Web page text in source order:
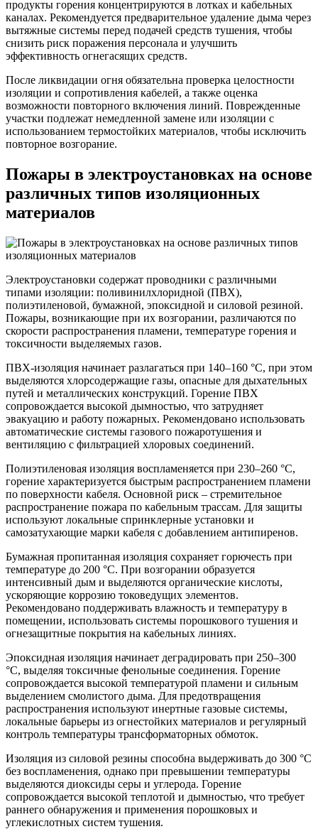
продукты горения концентрируются в лотках и кабельных
каналах. Рекомендуется предварительное удаление дыма через
вытяжные системы перед подачей средств тушения, чтобы
снизить риск поражения персонала и улучшить
эффективность огнегасящих средств.
После ликвидации огня обязательна проверка целостности
изоляции и сопротивления кабелей, а также оценка
возможности повторного включения линий. Поврежденные
участки подлежат немедленной замене или изоляции с
использованием термостойких материалов, чтобы исключить
повторное возгорание.
Пожары в электроустановках на основе
различных типов изоляционных
материалов
Электроустановки содержат проводники с различными
типами изоляции: поливинилхлоридной (ПВХ),
полиэтиленовой, бумажной, эпоксидной и силовой резиной.
Пожары, возникающие при их возгорании, различаются по
скорости распространения пламени, температуре горения и
токсичности выделяемых газов.
ПВХ-изоляция начинает разлагаться при 140–160 °C, при этом
выделяются хлорсодержащие газы, опасные для дыхательных
путей и металлических конструкций. Горение ПВХ
сопровождается высокой дымностью, что затрудняет
эвакуацию и работу пожарных. Рекомендовано использовать
автоматические системы газового пожаротушения и
вентиляцию с фильтрацией хлоровых соединений.
Полиэтиленовая изоляция воспламеняется при 230–260 °C,
горение характеризуется быстрым распространением пламени
по поверхности кабеля. Основной риск – стремительное
распространение пожара по кабельным трассам. Для защиты
используют локальные спринклерные установки и
самозатухающие марки кабеля с добавлением антипиренов.
Бумажная пропитанная изоляция сохраняет горючесть при
температуре до 200 °C. При возгорании образуется
интенсивный дым и выделяются органические кислоты,
ускоряющие коррозию токоведущих элементов.
Рекомендовано поддерживать влажность и температуру в
помещении, использовать системы порошкового тушения и
огнезащитные покрытия на кабельных линиях.
Эпоксидная изоляция начинает деградировать при 250–300
°C, выделяя токсичные фенольные соединения. Горение
сопровождается высокой температурой пламени и сильным
выделением смолистого дыма. Для предотвращения
распространения используют инертные газовые системы,
локальные барьеры из огнестойких материалов и регулярный
контроль температуры трансформаторных обмоток.
Изоляция из силовой резины способна выдерживать до 300 °C
без воспламенения, однако при превышении температуры
выделяются диоксиды серы и углерода. Горение
сопровождается высокой теплотой и дымностью, что требует
раннего обнаружения и применения порошковых и
углекислотных систем тушения.